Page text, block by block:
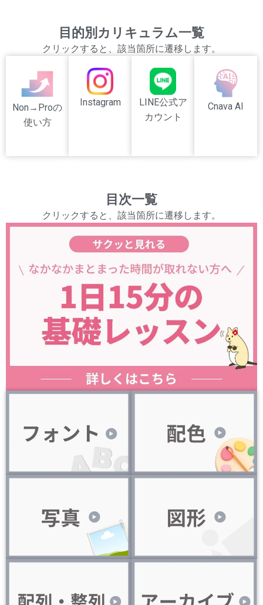
目的別カリキュラム一覧
クリックすると、該当箇所に遷移します。
Non→Proの
使い方
Instagram
LINE公式ア
カウント
Cnava AI
目次一覧
クリックすると、該当箇所に遷移します。